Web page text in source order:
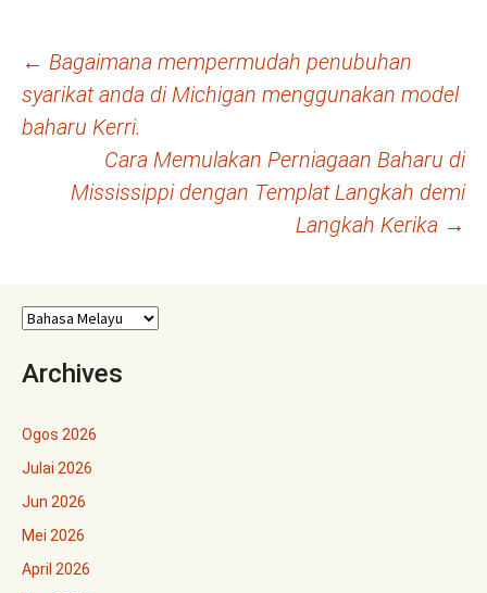
Navigasi
kiriman
← Bagaimana mempermudah penubuhan
syarikat anda di Michigan menggunakan model
baharu Kerri.
Cara Memulakan Perniagaan Baharu di
Mississippi dengan Templat Langkah demi
Langkah Kerika →
Archives
Ogos 2026
Julai 2026
Jun 2026
Mei 2026
April 2026